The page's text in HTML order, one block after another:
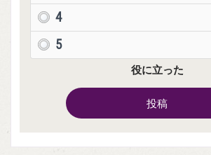
4
5
役に立った
投稿